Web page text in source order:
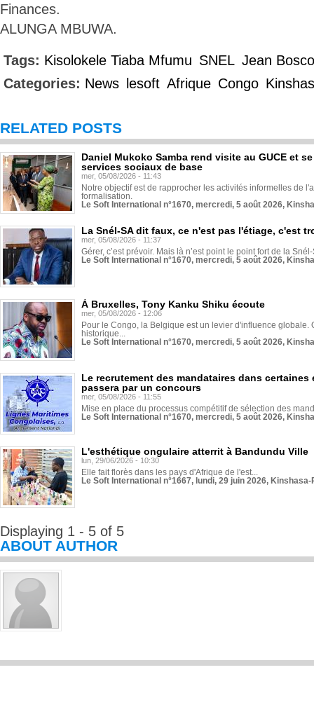
Finances.
ALUNGA MBUWA.
Tags: Kisolokele Tiaba Mfumu SNEL Jean
Categories: News lesoft Afrique Congo
RELATED POSTS
Daniel Mukoko Samba rend visite au GUCE et
services sociaux de base
mer, 05/08/2026 - 11:43
Notre objectif est de rapprocher les activités informelles de
formalisation.
Le Soft International n°1670, mercredi, 5 août 2026,
La Snél-SA dit faux, ce n'est pas l'étiage, c'est
mer, 05/08/2026 - 11:37
Gérer, c’est prévoir. Mais là n’est point le point fort de la
Le Soft International n°1670, mercredi, 5 août 2026,
À Bruxelles, Tony Kanku Shiku écoute
mer, 05/08/2026 - 12:06
Pour le Congo, la Belgique est un levier d'influence globale.
historique...
Le Soft International n°1670, mercredi, 5 août 2026,
Le recrutement des mandataires dans
passera par un concours
mer, 05/08/2026 - 11:55
Mise en place du processus compétitif de sélection des
Le Soft International n°1670, mercredi, 5 août 2026,
L'esthétique ongulaire atterrit à Bandundu Ville
lun, 29/06/2026 - 10:30
Elle fait florès dans les pays d'Afrique de l'est...
Le Soft International n°1667, lundi, 29 juin 2026,
Displaying 1 - 5 of 5
ABOUT AUTHOR